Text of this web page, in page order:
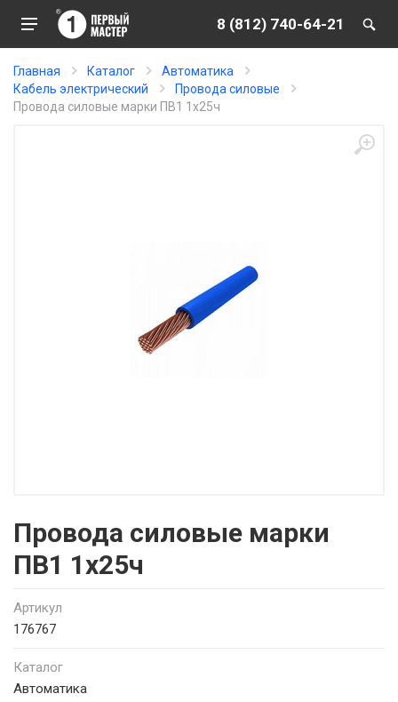
8 (812) 740-64-21
Главная Каталог
Автоматика
Кабель электрический
Провода силовые
Провода силовые марки ПВ1 1х25ч
Провода силовые марки
ПВ1 1х25ч
Артикул
176767
Каталог
Автоматика